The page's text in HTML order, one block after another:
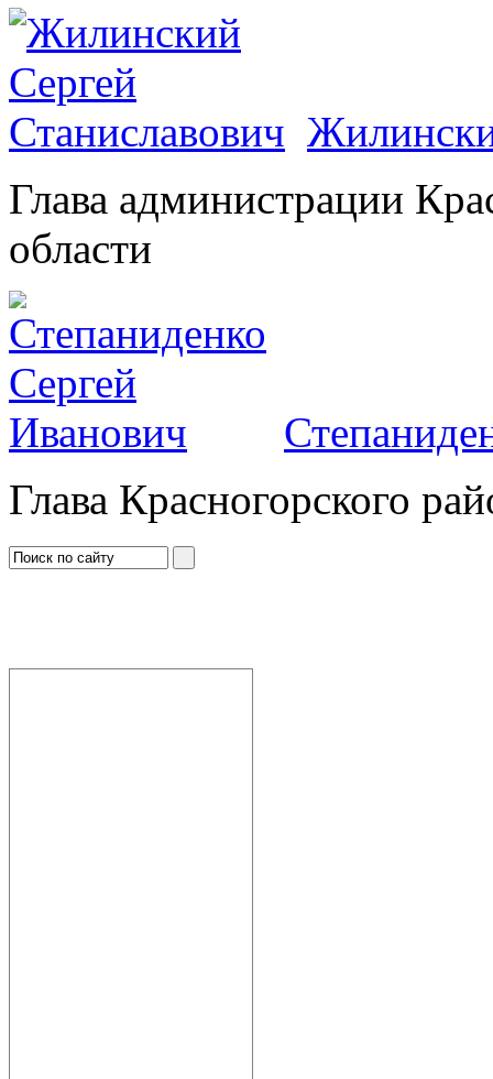
Глава администрации
области
Глава Красногорского